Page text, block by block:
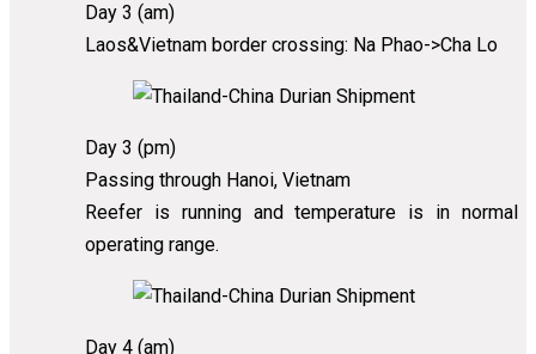
Day 3 (am)
Laos&Vietnam border crossing: Na Phao->Cha Lo
Day 3 (pm)
Passing through Hanoi, Vietnam
Reefer is running and temperature is in normal
operating range.
Day 4 (am)